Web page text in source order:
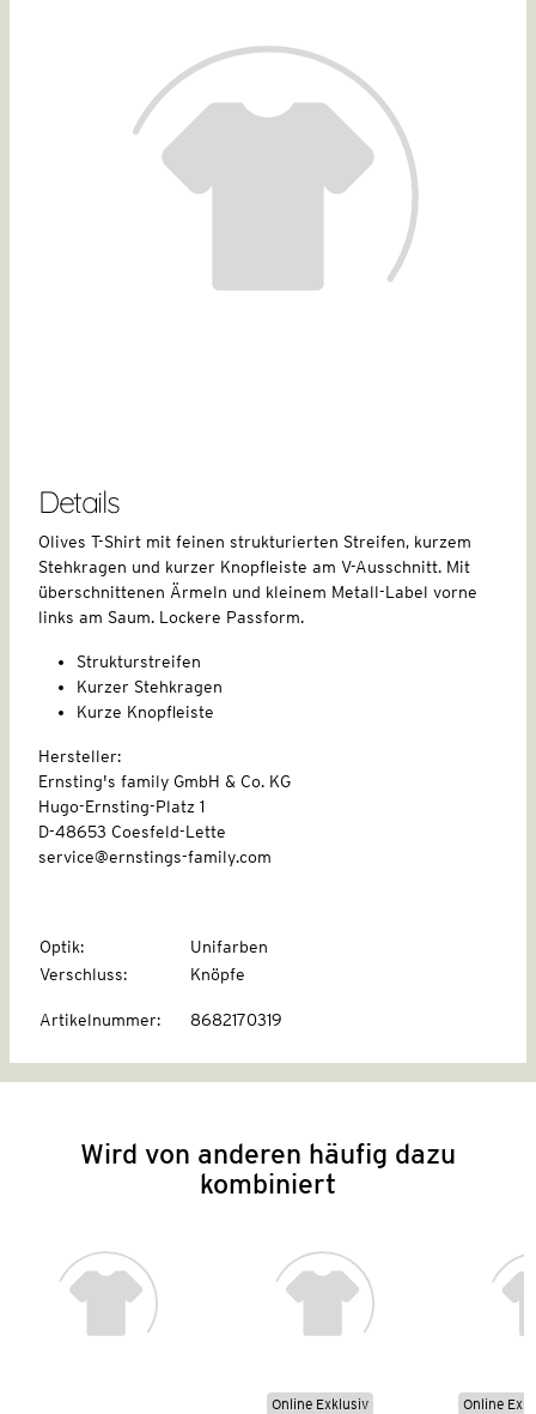
Details
Olives T-Shirt mit feinen strukturierten Streifen, kurzem
Stehkragen und kurzer Knopfleiste am V-Ausschnitt. Mit
überschnittenen Ärmeln und kleinem Metall-Label vorne
links am Saum. Lockere Passform.
Strukturstreifen
Kurzer Stehkragen
Kurze Knopfleiste
Hersteller:
Ernsting's family GmbH & Co. KG
Hugo-Ernsting-Platz 1
D-48653 Coesfeld-Lette
service@ernstings-family.com
Optik:
Unifarben
Verschluss: Knöpfe
Artikelnummer: 8682170319
Wird von anderen häufig dazu
kombiniert
Online Exklusiv Online